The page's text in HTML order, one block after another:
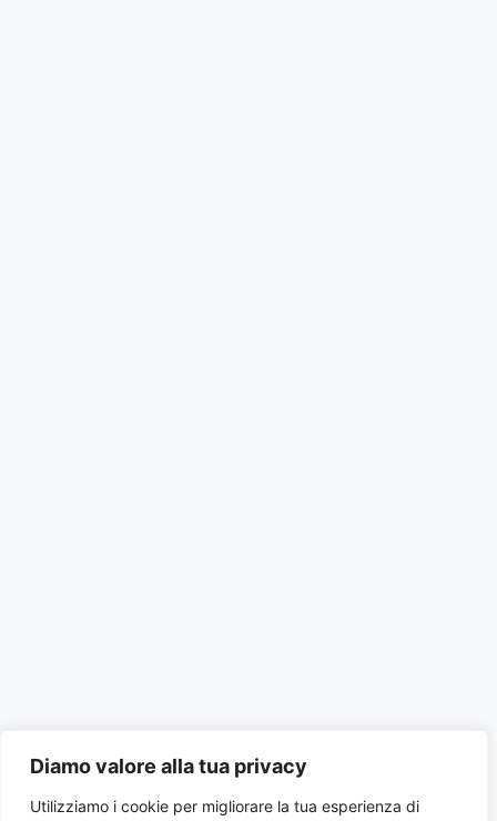
Diamo valore alla tua privacy
Utilizziamo i cookie per migliorare la tua esperienza di